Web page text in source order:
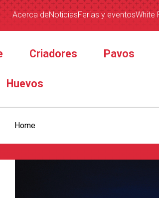
Acerca deNoticiasFerias y eventosWhite
Criadores Pavos
Huevos
Home